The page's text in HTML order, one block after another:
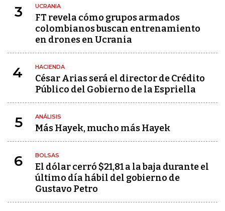
3 UCRANIA
FT revela cómo grupos armados
colombianos buscan entrenamiento
en drones en Ucrania
4 HACIENDA
César Arias será el director de Crédito
Público del Gobierno de la Espriella
5 ANÁLISIS
Más Hayek, mucho más Hayek
6 BOLSAS
El dólar cerró $21,81 a la baja durante el
último día hábil del gobierno de
Gustavo Petro